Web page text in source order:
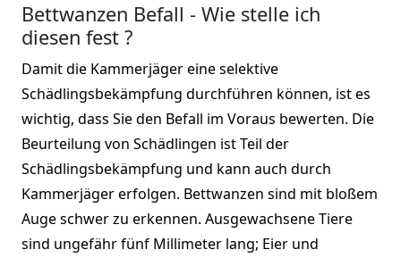
Bettwanzen Befall - Wie stelle ich
diesen fest ?
Damit die Kammerjäger eine selektive
Schädlingsbekämpfung durchführen können, ist es
wichtig, dass Sie den Befall im Voraus bewerten. Die
Beurteilung von Schädlingen ist Teil der
Schädlingsbekämpfung und kann auch durch
Kammerjäger erfolgen. Bettwanzen sind mit bloßem
Auge schwer zu erkennen. Ausgewachsene Tiere
sind ungefähr fünf Millimeter lang; Eier und